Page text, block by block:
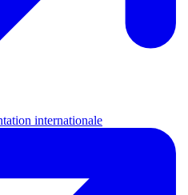
internationale